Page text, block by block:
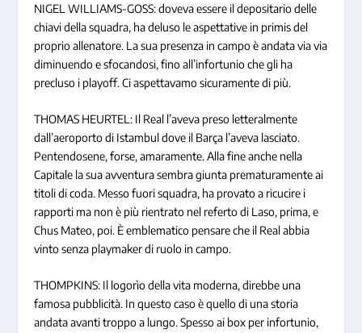
NIGEL WILLIAMS-GOSS: doveva essere il depositario delle
chiavi della squadra, ha deluso le aspettative in primis del
proprio allenatore. La sua presenza in campo è andata via via
diminuendo e sfocandosi, fino all’infortunio che gli ha
precluso i playoff. Ci aspettavamo sicuramente di più.
THOMAS HEURTEL: Il Real l’aveva preso letteralmente
dall’aeroporto di Istambul dove il Barça l’aveva lasciato.
Pentendosene, forse, amaramente. Alla fine anche nella
Capitale la sua avventura sembra giunta prematuramente ai
titoli di coda. Messo fuori squadra, ha provato a ricucire i
rapporti ma non è più rientrato nel referto di Laso, prima, e
Chus Mateo, poi. È emblematico pensare che il Real abbia
vinto senza playmaker di ruolo in campo.
THOMPKINS: Il logorìo della vita moderna, direbbe una
famosa pubblicità. In questo caso è quello di una storia
andata avanti troppo a lungo. Spesso ai box per infortunio,